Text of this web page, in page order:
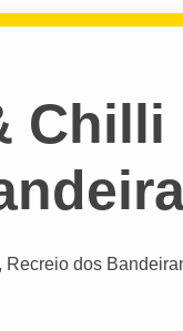
Chilli
Recreio dos